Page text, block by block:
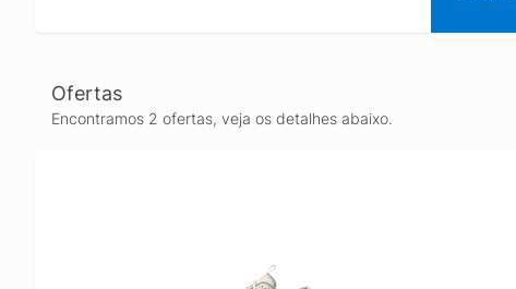
Ofertas
Encontramos 2 ofertas, veja os detalhes abaixo.